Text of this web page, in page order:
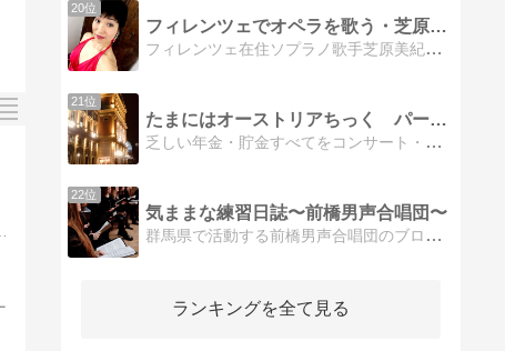
20位
フィレンツェでオペラを歌う・芝原美紀
フィレンツェ在住ソプラノ歌手芝原美紀のブログです。
21位
たまにはオーストリアちっく パート 3
乏しい年金・貯金すべてをコンサート・オペラ・バレエ通いのために浪費する、迷惑な享楽主義者♀。ラブラブや贅沢とは無縁。オペラ座や楽友協会の貧民席に出没中。
22位
気ままな練習日誌〜前橋男声合唱団〜
群馬県で活動する前橋男声合唱団のブログ日々の練習日誌の他に、音楽を取り巻く話題を中心に掲載しています。
ランキングを全て見る